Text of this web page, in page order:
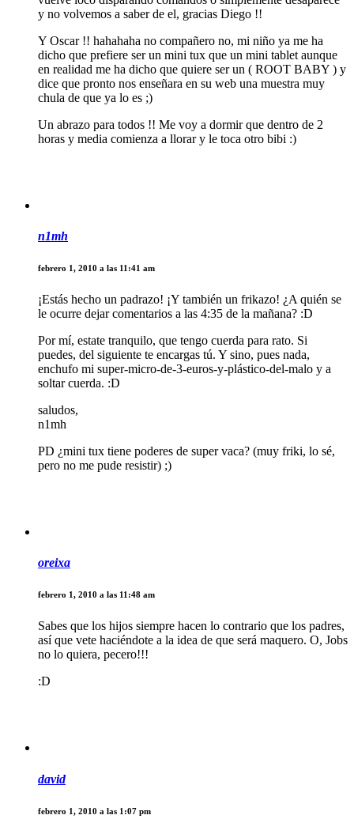
y no volvemos a saber de el, gracias Diego !!
Y Oscar !! hahahaha no compañero no, mi niño ya me ha
dicho que prefiere ser un mini tux que un mini tablet aunque
en realidad me ha dicho que quiere ser un ( ROOT BABY ) y
dice que pronto nos enseñara en su web una muestra muy
chula de que ya lo es ;)
Un abrazo para todos !! Me voy a dormir que dentro de 2
horas y media comienza a llorar y le toca otro bibi :)
n1mh
febrero 1, 2010 a las 11:41 am
¡Estás hecho un padrazo! ¡Y también un frikazo! ¿A quién se
le ocurre dejar comentarios a las 4:35 de la mañana? :D
Por mí, estate tranquilo, que tengo cuerda para rato. Si
puedes, del siguiente te encargas tú. Y sino, pues nada,
enchufo mi super-micro-de-3-euros-y-plástico-del-malo y a
soltar cuerda. :D
saludos,
n1mh
PD ¿mini tux tiene poderes de super vaca? (muy friki, lo sé,
pero no me pude resistir) ;)
oreixa
febrero 1, 2010 a las 11:48 am
Sabes que los hijos siempre hacen lo contrario que los padres,
así que vete haciéndote a la idea de que será maquero. O, Jobs
no lo quiera, pecero!!!
:D
david
febrero 1, 2010 a las 1:07 pm